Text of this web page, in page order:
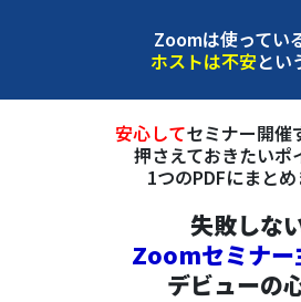
Zoomは使ってい
ホストは不安とい
安心してセミナー開催
押さえておきたいポ
1つのPDFにまと
失敗しな
Zoomセミナー
デビューの